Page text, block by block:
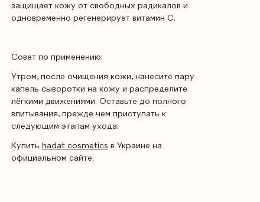
защищает кожу от свободных радикалов и
одновременно регенерирует витамин С.
Совет по применению:
Утром, после очищения кожи, нанесите пару
капель сыворотки на кожу и распределите
лёгкими движениями. Оставьте до полного
впитывания, прежде чем приступать к
следующим этапам ухода.
Купить hadat cosmetics в Украине на
официальном сайте.